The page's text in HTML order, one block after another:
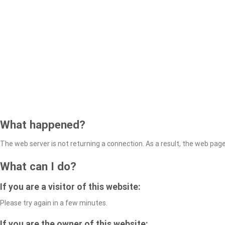
What happened?
The web server is not returning a connection. As a result, the web
What can I do?
If you are a visitor of this website:
Please try again in a few minutes.